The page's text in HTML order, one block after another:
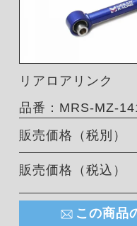
リアロアリンク
品番：MRS-MZ-
販売価格（税別）
販売価格（税込）
この商品